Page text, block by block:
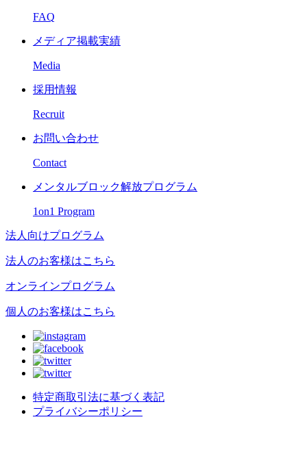
FAQ
メディア掲載実績
Media
採用情報
Recruit
お問い合わせ
Contact
メンタルブロック解放プログラム
1on1 Program
法人向けプログラム
法人のお客様はこちら
オンラインプログラム
個人のお客様はこちら
特定商取引法に基づく表記
プライバシーポリシー